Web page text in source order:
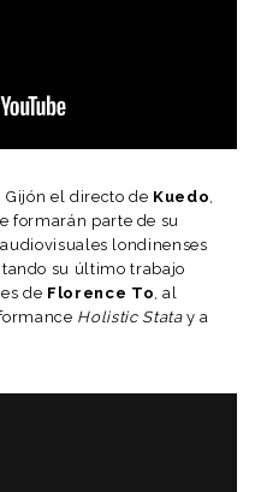
Gijón el directo de Kuedo
formarán parte de su
londinenses
su último trabajo
de Florence To , al
Holistic Statay a